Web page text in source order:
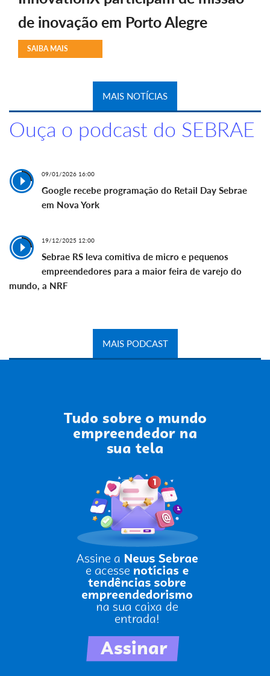
de inovação em Porto Alegre
SAIBA MAIS
MAIS NOTÍCIAS
Ouça o podcast do SEBRAE
09/01/2026 16:00
Google recebe programação do Retail Day Sebrae
em Nova York
19/12/2025 12:00
Sebrae RS leva comitiva de micro e pequenos
empreendedores para a maior feira de varejo do
mundo, a NRF
MAIS PODCAST